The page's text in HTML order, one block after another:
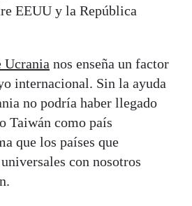
EEUU y la República
Ucrania nos enseña un factor
internacional. Sin la ayuda
no podría haber llegado
Taiwán como país
que los países que
con nosotros